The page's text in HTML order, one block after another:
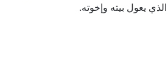
يعول بيته وإخوته.